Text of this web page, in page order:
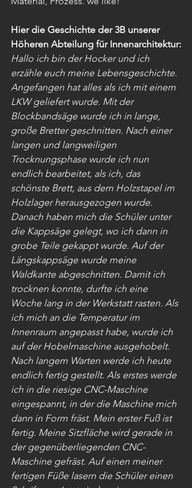
Hier die Geschichte der 3B unserer
Höheren Abteilung für Innenarchitektur:
Hallo ich bin der Hocker und ich
erzähle euch meine Lebensgeschichte.
Angefangen hat alles als ich mit einem
LKW geliefert wurde. Mit der
Blockbandsäge wurde ich in lange,
große Bretter geschnitten. Nach einer
langen und langweiligen
Trocknungsphase wurde ich nun
endlich bearbeitet, als ich, das
schönste Brett, aus dem Holzstapel im
Holzlager herausgezogen wurde.
Danach haben mich die Schüler unter
die Kappsäge gelegt, wo ich dann in
grobe Teile gekappt wurde. Auf der
Längskappsäge wurde meine
Waldkante abgeschnitten. Damit ich
trocknen konnte, durfte ich eine
Woche lang in der Werkstatt rasten. Als
ich mich an die Temperatur im
Innenraum angepasst habe, wurde ich
auf der Hobelmaschine ausgehobelt.
Nach langem Warten werde ich heute
endlich fertig gestellt. Als erstes werde
ich in die riesige CNC-Maschine
eingespannt, in der die Maschine mich
dann in Form fräst. Mein erster Fuß ist
fertig. Meine Sitzfläche wird gerade in
der gegenüberliegenden CNC-
Maschine gefräst. Auf einen meiner
fertigen Füße lasern die Schüler einen